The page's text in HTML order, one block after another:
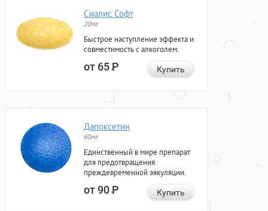
Сиалис Софт
20мг
Быстрое наступление эффекта и
совместимость с алкоголем.
от 65Р Купить
Дапоксетин
60мг
Единственный в мире препарат
для предотвращения
преждевременной эякуляции.
от 90Р Купить